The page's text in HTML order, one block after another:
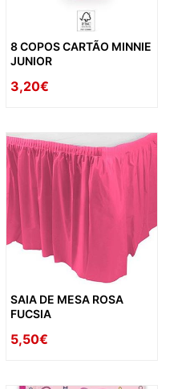
8 COPOS CARTÃO MINNIE
JUNIOR
3,20€
SAIA DE MESA ROSA
FUCSIA
5,50€